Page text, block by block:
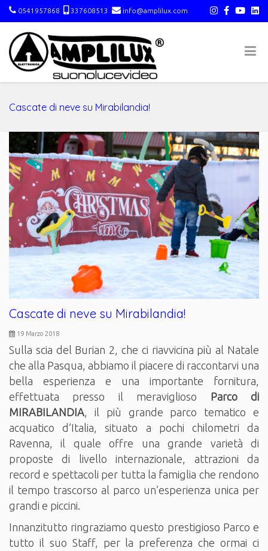
0541957868 337608513 info@amplilux.com
Cascate di neve su Mirabilandia!
Cascate di neve su Mirabilandia!
19 Marzo 2018
Sulla scia del Burian 2, che ci riavvicina più al Natale
che alla Pasqua, abbiamo il piacere di raccontarvi una
bella esperienza e una importante fornitura,
effettuata presso il meraviglioso Parco di
MIRABILANDIA , il più grande parco tematico e
acquatico d’Italia, situato a pochi chilometri da
Ravenna, il quale offre una grande varietà di
proposte di livello internazionale, attrazioni da
record e spettacoli per tutta la famiglia che rendono
il tempo trascorso al parco un’esperienza unica per
grandi e piccini.
Innanzitutto ringraziamo questo prestigioso Parco e
tutto il suo Staff, per la preferenza che ormai ci